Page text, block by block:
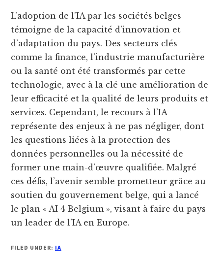
L’adoption de l’IA par les sociétés belges
témoigne de la capacité d’innovation et
d’adaptation du pays. Des secteurs clés
comme la finance, l’industrie manufacturière
ou la santé ont été transformés par cette
technologie, avec à la clé une amélioration de
leur efficacité et la qualité de leurs produits et
services. Cependant, le recours à l’IA
représente des enjeux à ne pas négliger, dont
les questions liées à la protection des
données personnelles ou la nécessité de
former une main-d’œuvre qualifiée. Malgré
ces défis, l’avenir semble prometteur grâce au
soutien du gouvernement belge, qui a lancé
le plan « AI 4 Belgium », visant à faire du pays
un leader de l’IA en Europe.
FILED UNDER: IA